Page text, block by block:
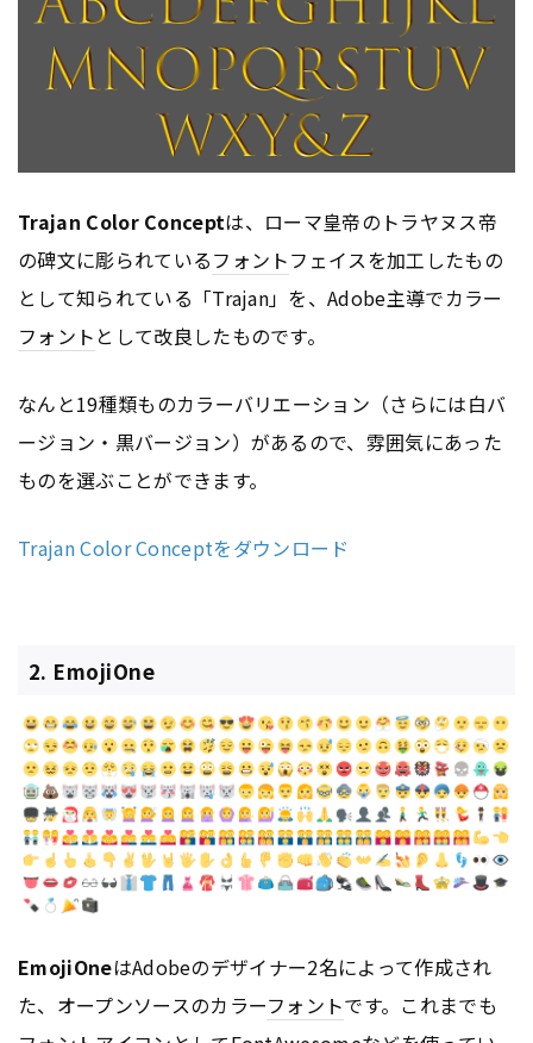
Trajan Color Conceptは、ローマ皇帝のトラヤヌス帝
の碑文に彫られているフォントフェイスを加工したもの
として知られている「Trajan」を、Adobe主導でカラー
フォント として改良したものです。
なんと19種類ものカラーバリエーション（さらには白バ
ージョン・黒バージョン）があるので、雰囲気にあった
ものを選ぶことができます。
Trajan Color Conceptをダウンロード
2. EmojiOne
EmojiOneはAdobeのデザイナー2名によって作成され
た、オープンソースのカラーフォントです。これまでも